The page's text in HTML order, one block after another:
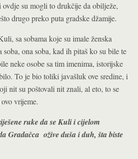
su mogli to drukčije da obilježe,
drugo preko puta gradske džamije.
sa sobama koje su imale ženska
soba, ona soba, kad ih pitaš ko su bile te
neke osobe sa tim imenima, istorijske
To je bio toliki javašluk ove sredine, i
nit su poštovali nit znali, al eto, to se
vrijeme.
ruke da se Kuli i cijelom
Gradačca ožive duša i duh, šta biste